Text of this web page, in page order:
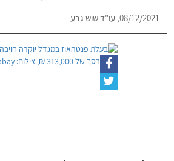
08/12/2021, עו"ד שוש גבע